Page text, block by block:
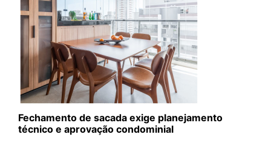
Fechamento de sacada exige planejamento
técnico e aprovação condominial